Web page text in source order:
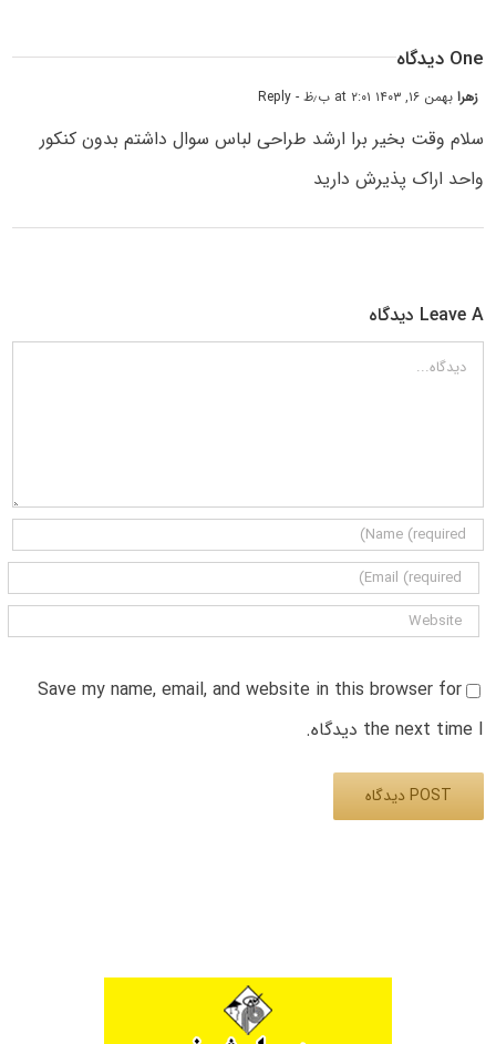
One دیدگاه
زهرابهمن ۱۶, ۱۴۰۳ at ۲:۰۱ ب٫ظ - Reply
سلام وقت بخیر برا ارشد طراحی لباس سوال داشتم بدون کنکور
واحد اراک پذیرش دارید
Leave A دیدگاه
دیدگاه
Save my name, email, and website in this browser for
the next time I دیدگاه.